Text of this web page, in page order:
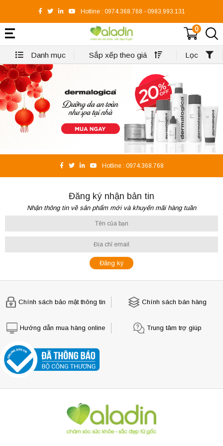
Hotline : 0974.368.768 - 0983.993.131
0
Danh mục Sắp xếp theo giá Lọc
Hotline : 0974.368.768
Đăng ký nhận bản tin
Nhận thông tin về sản phẩm mới và khuyến mãi hàng tuần
Chính sách bảo mật thông tin Chính sách bán hàng
Hướng dẫn mua hàng online Trung tâm trợ giúp